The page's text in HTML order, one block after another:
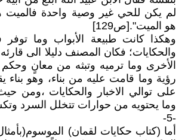
لم يكن للحي غير وصية واحدة فالميت
هو الميت".[ص129]
وهكذا كانت طبيعة الأبواب وما توفر
والحكايات؛ فكان المصنف دليلا الى
الأخرى وما ترميه وتبثه من معانٍ
رؤية وما قامت عليه من بناء، وهو بناء
على توالي الاخبار والحكايات ،ومن
وما يحتويه من حوارات تتخلل السرد
-5-
أما (كتاب حكايات لقمان)